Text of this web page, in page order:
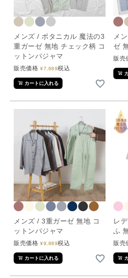
メンズ / ボタニカル 魔法の3
重ガーゼ 無地 チェック柄 コ
ットンパジャマ
販売価格 ¥7,689税込
カートに入れる
メ
ゼ
販売
メンズ / 3重ガーゼ 無地 コ
ットンパジャマ
販売価格 ¥9,889税込
カートに入れる
レ
ふ
販売